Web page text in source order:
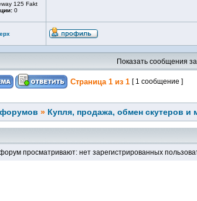
125 Fakt
0
Показать сообщения
Страница 1 из 1 [ 1 сообщение ]
» Купля, продажа, обмен скутеров и
просматривают: нет зарегистрированных